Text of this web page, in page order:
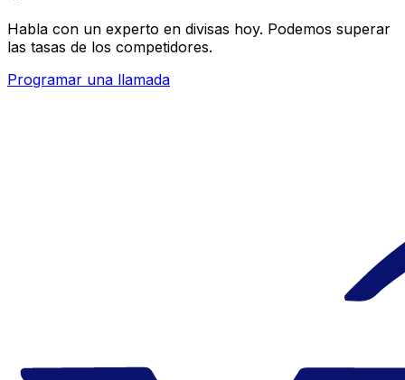
Habla con un experto en divisas hoy. Podemos superar
las tasas de los competidores.
Programar una llamada